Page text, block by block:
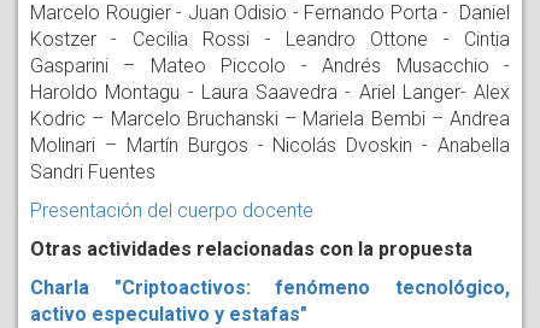
Marcelo Rougier - Juan Odisio - Fernando Porta - Daniel
Kostzer - Cecilia Rossi - Leandro Ottone - Cintia
Gasparini – Mateo Piccolo - Andrés Musacchio -
Haroldo Montagu - Laura Saavedra - Ariel Langer- Alex
Kodric – Marcelo Bruchanski – Mariela Bembi – Andrea
Molinari – Martín Burgos - Nicolás Dvoskin - Anabella
Sandri Fuentes
Presentación del cuerpo docente
Otras actividades relacionadas con la propuesta
Charla "Criptoactivos: fenómeno tecnológico,
activo especulativo y estafas"